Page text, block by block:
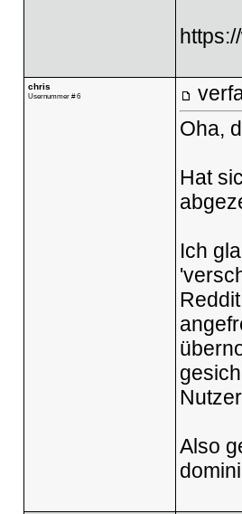
chris
Usernummer # 6
Oha,
Hat
Ich
Also